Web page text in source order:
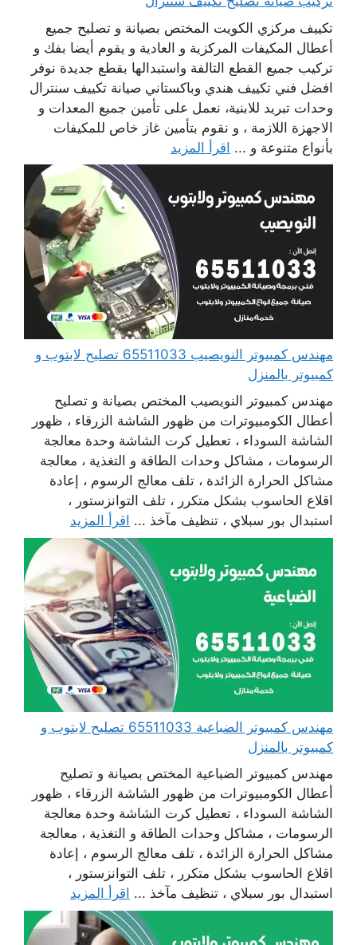
تكييف مركزي الكويت المختص بصيانة و تصليح جميع
أعطال المكيفات المركزية و العادية و يقوم أيضا بفك و
تركيب جميع القطع التالفة واستبدالها بقطع جديدة نوفر
افضل فني تكييف هندي وباكستاني صيانة تكييف سنترال
وحدات تبريد للابنية، نعمل على تأمين جميع المعدات و
الاجهزة اللازمة ، و نقوم بتأمين غاز خاص للمكيفات
بأنواع متنوعة و ... اقرأ المزيد
مهندس كمبيوتر النويصيب 65511033 تصليح لابتوب و
كمبيوتر بالمنزل
مهندس كمبيوتر النويصيب المختص بصيانة و تصليح
أعطال الكومبيوترات من ظهور الشاشة الزرقاء ، ظهور
الشاشة السوداء ، تعطيل كرت الشاشة وحدة معالجة
الرسومات ، مشاكل وحدات الطاقة و التغذية ، معالجة
مشاكل الحرارة الزائدة ، تلف معالج الرسوم ، إعادة
اقلاع الحاسوب بشكل متكرر ، تلف التوانزستور ،
استبدال بور سبلاي ، تنظيف مآخذ ... اقرأ المزيد
مهندس كمبيوتر الضباعية 65511033 تصليح لابتوب و
كمبيوتر بالمنزل
مهندس كمبيوتر الضباعية المختص بصيانة و تصليح
أعطال الكومبيوترات من ظهور الشاشة الزرقاء ، ظهور
الشاشة السوداء ، تعطيل كرت الشاشة وحدة معالجة
الرسومات ، مشاكل وحدات الطاقة و التغذية ، معالجة
مشاكل الحرارة الزائدة ، تلف معالج الرسوم ، إعادة
اقلاع الحاسوب بشكل متكرر ، تلف التوانزستور ،
استبدال بور سبلاي ، تنظيف مآخذ ... اقرأ المزيد